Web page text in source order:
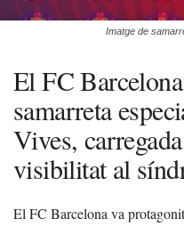
Imatge de
El FC
samarreta
Vives,
visibilitat al
El FC Barcelona va